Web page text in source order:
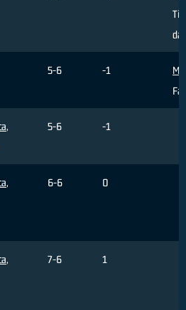
5-6 -1
,
5-6 -1
,
6-6 0
,
7-6 1